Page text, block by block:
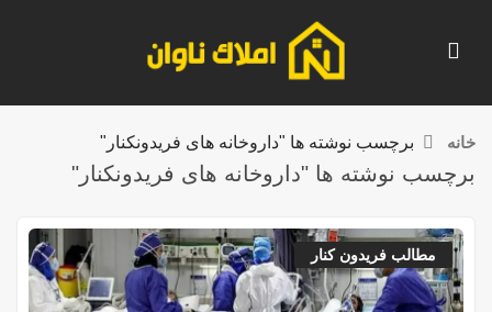
خانه برچسب نوشته ها "داروخانه های فریدونکنار"
برچسب نوشته ها "داروخانه های فریدونکنار"
مطالب فریدون کنار